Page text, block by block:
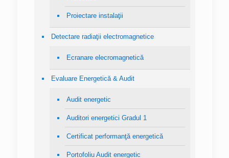
Proiectare instalaţii
Detectare radiaţii electromagnetice
Ecranare elecromagnetică
Evaluare Energetică & Audit
Audit energetic
Auditori energetici Gradul 1
Certificat performanţă energetică
Portofoliu Audit energetic